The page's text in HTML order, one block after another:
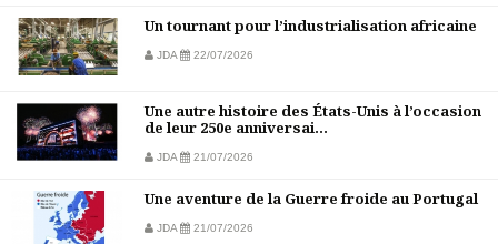
Un tournant pour l’industrialisation africaine
JDA 22/07/2026
Une autre histoire des États-Unis à l’occasion
de leur 250e anniversai...
JDA 21/07/2026
Une aventure de la Guerre froide au Portugal
JDA 21/07/2026